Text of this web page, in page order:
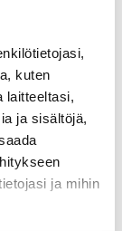
kuten
laitteeltasi,
ja sisältöjä,
ja mihin